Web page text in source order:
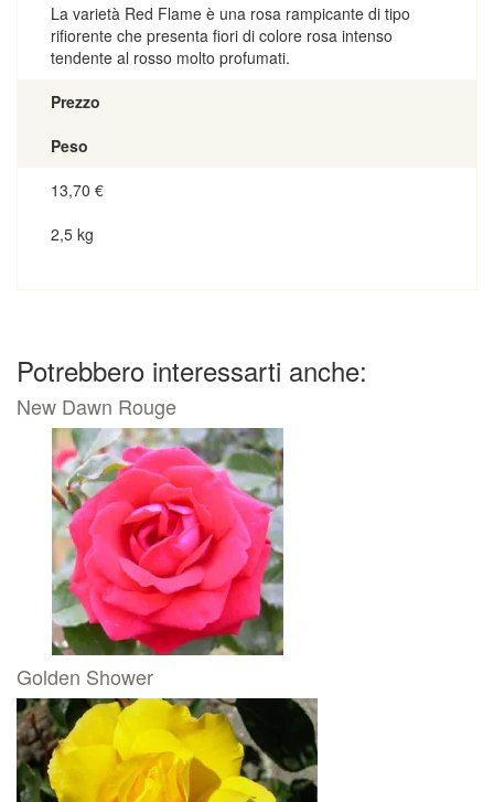
La varietà Red Flame è una rosa rampicante di tipo
rifiorente che presenta fiori di colore rosa intenso
tendente al rosso molto profumati.
Prezzo
Peso
13,70 €
2,5 kg
Potrebbero interessarti anche:
New Dawn Rouge
Golden Shower